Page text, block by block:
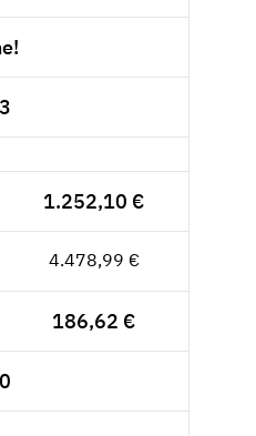
1.252,10 €
4.478,99 €
186,62 €